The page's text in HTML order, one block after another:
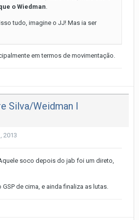
o Wiedman.
tudo, imagine o JJ! Mas ia ser
em termos de movimentação.
Silva/Weidman I
2013
soco depois do jab foi um direto,
GSP de cima, e ainda finaliza as lutas.